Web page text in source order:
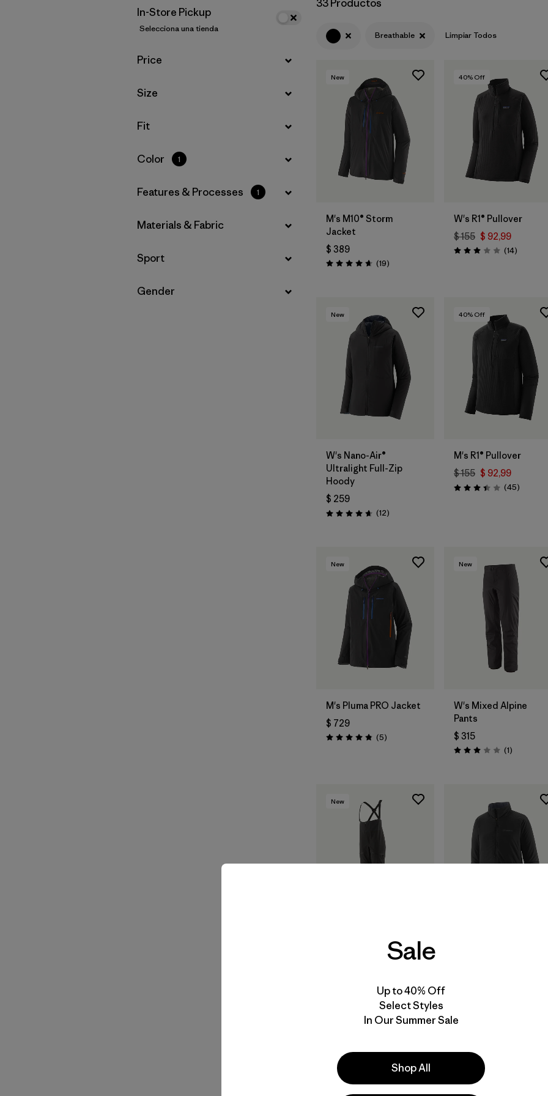
Filtrar por
Filtrar por
Gender
In-Store Pickup
Selecciona una tienda
Filtrar por
Price
Filtrar por
Size
Filtrar por
Fit
Filtrar por
Color 1
Filtrar por
Features & Processes 1
Filtrar por
Materials & Fabric
Filtrar por
Sport
Filtrar por
Gender
33 Productos
Breathable Limpiar Todos
New
M's M10® Storm
Jacket
$ 389
Valoración: 4.7 / 5
(19Comentarios
)
40% Off
W's R1® Pullover
$ 155 $ 92,99
Valoración: 3.0 / 5
(14)
New
W's Nano-Air®
Ultralight Full-Zip
Hoody
$ 259
Valoración: 4.7 / 5
(12Comentarios
)
40% Off
M's R1® Pullover
$ 155 $ 92,99
Valoración: 3.4 / 5
(45)
New
M's Pluma PRO Jacket
$ 729
Valoración: 4.8 / 5
(5Comentarios
)
New
W's Mixed Alpine
Pants
$ 315
Valoración: 3.0 / 5
(1)
New
W's Pluma PRO Bibs
% Off New
Sale
Up to 40% Off
Select Styles
In Our Summer Sale
Shop All